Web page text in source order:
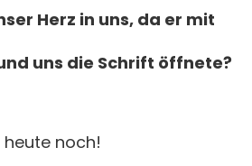
Herz in uns, da er mit
uns die Schrift öffnete?
noch!